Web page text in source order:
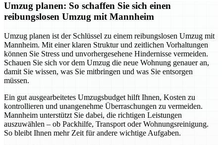
Umzug planen: So schaffen Sie sich einen
reibungslosen Umzug mit Mannheim
Umzug planen ist der Schlüssel zu einem reibungslosen Umzug mit
Mannheim. Mit einer klaren Struktur und zeitlichen Vorhaltungen
können Sie Stress und unvorhergesehene Hindernisse vermeiden.
Schauen Sie sich vor dem Umzug die neue Wohnung genauer an,
damit Sie wissen, was Sie mitbringen und was Sie entsorgen
müssen.
Ein gut ausgearbeitetes Umzugsbudget hilft Ihnen, Kosten zu
kontrollieren und unangenehme Überraschungen zu vermeiden.
Mannheim unterstützt Sie dabei, die richtigen Leistungen
auszuwählen – ob Packhilfe, Transport oder Wohnungsreinigung.
So bleibt Ihnen mehr Zeit für andere wichtige Aufgaben.